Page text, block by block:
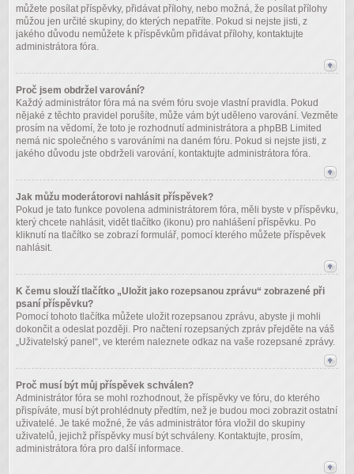
můžete posílat příspěvky, přidávat přílohy, nebo možná, že posílat přílohy
můžou jen určité skupiny, do kterých nepatříte. Pokud si nejste jisti, z
jakého důvodu nemůžete k příspěvkům přidávat přílohy, kontaktujte
administrátora fóra.
Proč jsem obdržel varování?
Každý administrátor fóra má na svém fóru svoje vlastní pravidla. Pokud
nějaké z těchto pravidel porušíte, může vám být uděleno varování. Vezměte
prosím na vědomí, že toto je rozhodnutí administrátora a phpBB Limited
nemá nic společného s varováními na daném fóru. Pokud si nejste jisti, z
jakého důvodu jste obdrželi varování, kontaktujte administrátora fóra.
Jak můžu moderátorovi nahlásit příspěvek?
Pokud je tato funkce povolena administrátorem fóra, měli byste v příspěvku,
který chcete nahlásit, vidět tlačítko (ikonu) pro nahlášení příspěvku. Po
kliknutí na tlačítko se zobrazí formulář, pomocí kterého můžete příspěvek
nahlásit.
K čemu slouží tlačítko „Uložit jako rozepsanou zprávu“ zobrazené při
psaní příspěvku?
Pomocí tohoto tlačítka můžete uložit rozepsanou zprávu, abyste ji mohli
dokončit a odeslat později. Pro načtení rozepsaných zpráv přejděte na váš
„Uživatelský panel“, ve kterém naleznete odkaz na vaše rozepsané zprávy.
Proč musí být můj příspěvek schválen?
Administrátor fóra se mohl rozhodnout, že příspěvky ve fóru, do kterého
přispíváte, musí být prohlédnuty předtím, než je budou moci zobrazit ostatní
uživatelé. Je také možné, že vás administrátor fóra vložil do skupiny
uživatelů, jejichž příspěvky musí být schváleny. Kontaktujte, prosím,
administrátora fóra pro další informace.